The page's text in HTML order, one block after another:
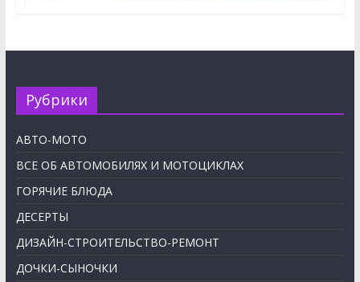
Рубрики
АВТО-МОТО
ВСЕ ОБ АВТОМОБИЛЯХ И МОТОЦИКЛАХ
ГОРЯЧИЕ БЛЮДА
ДЕСЕРТЫ
ДИЗАЙН-СТРОИТЕЛЬСТВО-РЕМОНТ
ДОЧКИ-СЫНОЧКИ